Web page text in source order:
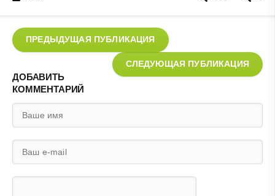
ПРЕДЫДУЩАЯ ПУБЛИКАЦИЯ
СЛЕДУЮЩАЯ ПУБЛИКАЦИЯ
ДОБАВИТЬ
КОММЕНТАРИЙ